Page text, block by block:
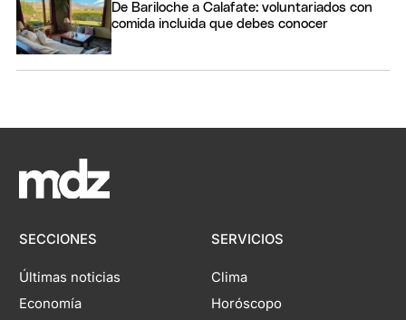
De Bariloche a Calafate: voluntariados con
comida incluida que debes conocer
SECCIONES
Últimas noticias
Economía
SERVICIOS
Clima
Horóscopo